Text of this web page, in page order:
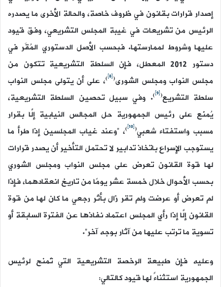
إصدار قرارات بقانون في ظروف خاصة، والحالة الأخرى ما يصدره
الرئيس من تشريعات في غيبة المجلس التشريعي، وفق قيود
عليها وشروط لممارستها. فبحسب الأصل الدستوري المُقَر في
دستور 2012 المعطل، فإن السلطة التشريعية تتكون من
مجلس النواب ومجلس الشورى(
[8]
)، على أن يتولى مجلس النواب
سلطة التشريع(
[9]
). وفي سبيل تحصين السلطة التشريعية،
يُمنَع على رئيس الجمهورية حل المجالس النيابية إلَّا بقرار
مسبب واستفتاء شعبي(
[10]
)، “وعند غياب المجلسين إذا طرأ ما
يستوجب الإسراع باتخاذ تدابير لا تحتمل التأخير أن يصدر قرارات
لها قوة القانون تعرض على مجلس النواب ومجلس الشوري
بحسب الأحوال خلال خمسة عشر يومًا من تاريخ انعقادهما، فإذا
لم تعرض أو عرضت ولم تقر زال بأثر رجعي ما كان لها من قوة
القانون إلَّا إذا رأي المجلس اعتماد نفاذها عن الفترة السابقة أو
تسوية ما ترتب عليها من آثار بوجه آخر”.
وعليه فإن طبيعة الرخصة التشريعية التي تُمنح لرئيس
الجمهورية استثناءً لها قيود كالتالي: